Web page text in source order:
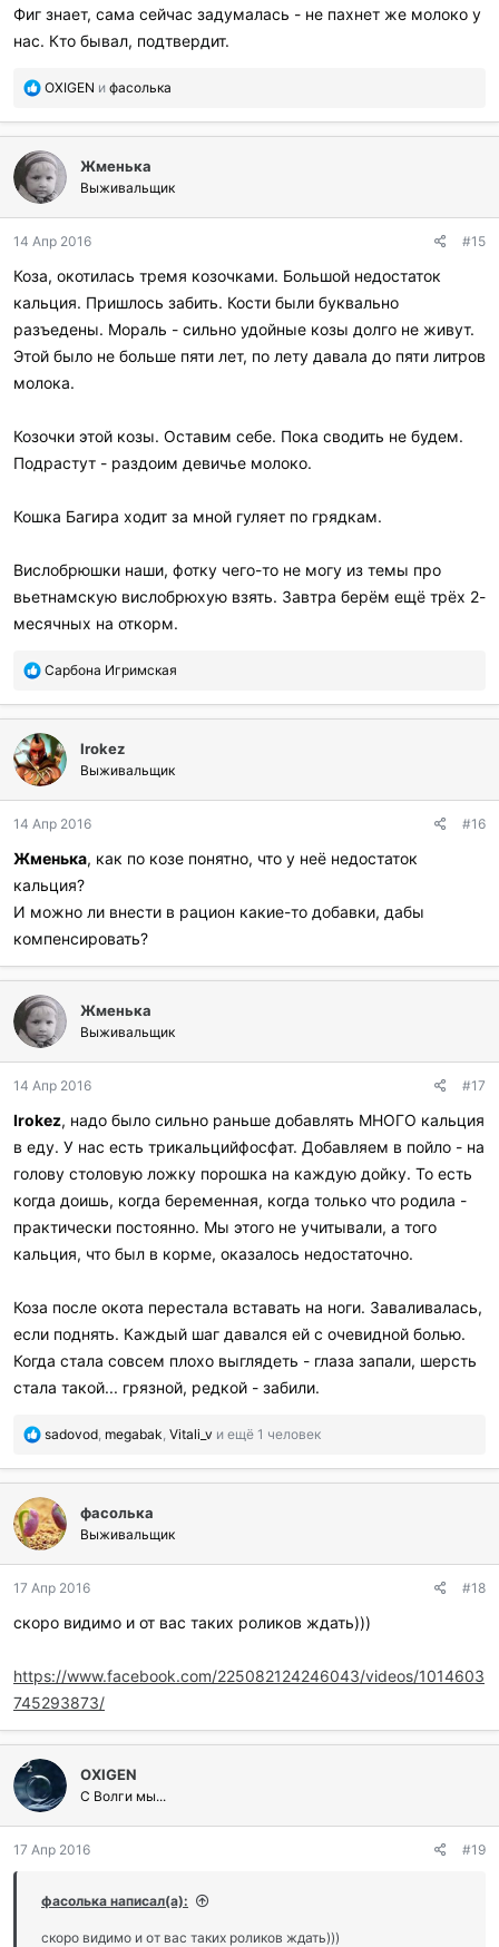
Фиг знает, сама сейчас задумалась - не пахнет же молоко у
нас. Кто бывал, подтвердит.
П
б
л
а
г
о
а
и
л
и
:
OXIGEN и фасолька
Жменька
Выживальщик
14 Апр 2016 #15
Коза, окотилась тремя козочками. Большой недостаток
кальция. Пришлось забить. Кости были буквально
разъедены. Мораль - сильно удойные козы долго не живут.
Этой было не больше пяти лет, по лету давала до пяти литров
молока.
Козочки этой козы. Оставим себе. Пока сводить не будем.
Подрастут - раздоим девичье молоко.
Кошка Багира ходит за мной гуляет по грядкам.
Вислобрюшки наши, фотку чего-то не могу из темы про
вьетнамскую вислобрюхую взять. Завтра берём ещё трёх 2-
месячных на откорм.
П
б
л
а
г
о
а
и
л
и
Сарбона Игримская
Irokez
Выживальщик
14 Апр 2016 #16
Жменька, как по козе понятно, что у неё недостаток
кальция?
И можно ли внести в рацион какие-то добавки, дабы
компенсировать?
Жменька
Выживальщик
14 Апр 2016 #17
Irokez, надо было сильно раньше добавлять МНОГО кальция
в еду. У нас есть трикальцийфосфат. Добавляем в пойло - на
голову столовую ложку порошка на каждую дойку. То есть
когда доишь, когда беременная, когда только что родила -
практически постоянно. Мы этого не учитывали, а того
кальция, что был в корме, оказалось недостаточно.
Коза после окота перестала вставать на ноги. Заваливалась,
если поднять. Каждый шаг давался ей с очевидной болью.
Когда стала совсем плохо выглядеть - глаза запали, шерсть
стала такой... грязной, редкой - забили.
П
б
л
а
г
о
а
и
и
:
sadovod, megabak, Vitali_v и ещё 1 человек
фасолька
Выживальщик
17 Апр 2016 #18
скоро видимо и от вас таких роликов ждать)))
https://www.facebook.com/225082124246043/videos/1014603
745293873/
OXIGEN
С Волги мы...
17 Апр 2016 #19
фасолька написал(а):
скоро видимо и от вас таких роликов ждать)))